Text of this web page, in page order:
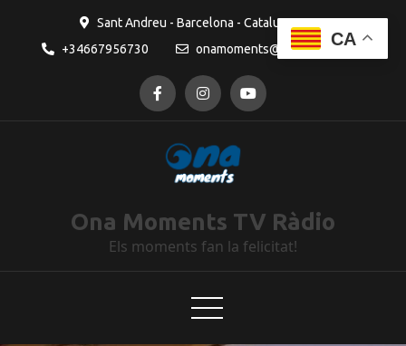
Sant Andreu - Barcelona - Catalunya
+34667956730
onamoments@gmail.com
Ona Moments TV Ràdio
Els moments fan la felicitat!
CA